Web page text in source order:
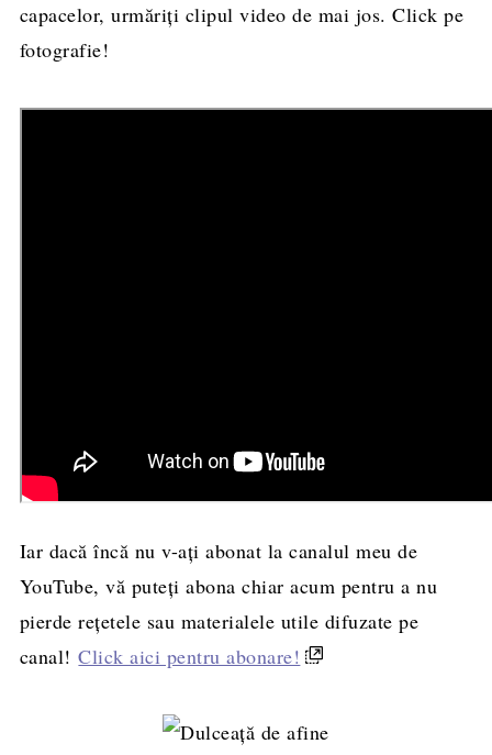
capacelor, urmăriți clipul video de mai jos. Click pe
fotografie!
Iar dacă încă nu v-ați abonat la canalul meu de
YouTube, vă puteți abona chiar acum pentru a nu
pierde rețetele sau materialele utile difuzate pe
canal!Click aici pentru abonare!